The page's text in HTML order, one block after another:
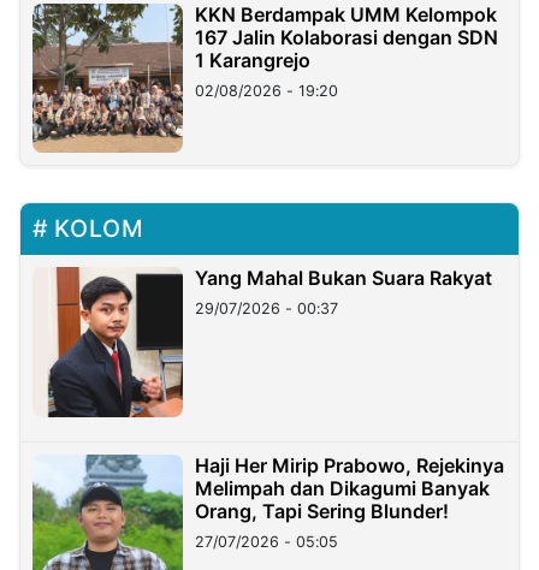
KKN Berdampak UMM Kelompok
167 Jalin Kolaborasi dengan SDN
1 Karangrejo
02/08/2026 - 19:20
KOLOM
Yang Mahal Bukan Suara Rakyat
29/07/2026 - 00:37
Haji Her Mirip Prabowo, Rejekinya
Melimpah dan Dikagumi Banyak
Orang, Tapi Sering Blunder!
27/07/2026 - 05:05